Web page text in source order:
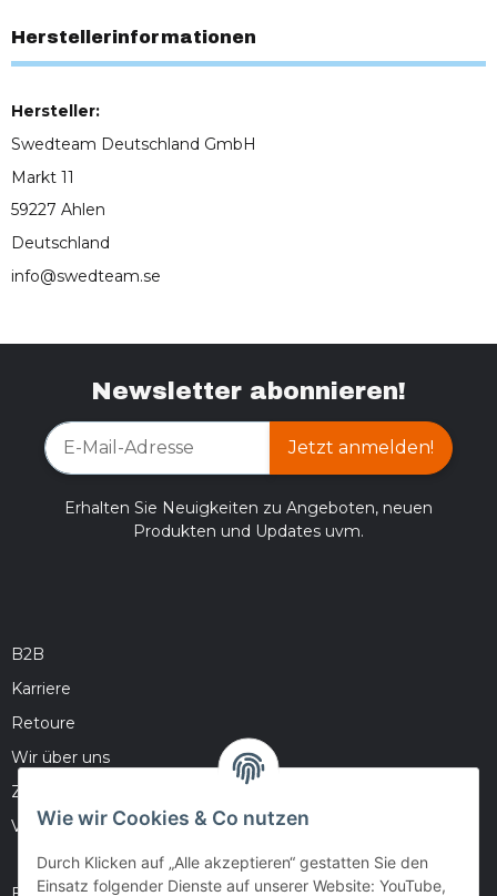
Herstellerinformationen
Hersteller:
Swedteam Deutschland GmbH
Markt 11
59227 Ahlen
Deutschland
info@swedteam.se
Newsletter abonnieren!
Jetzt anmelden!
Erhalten Sie Neuigkeiten zu Angeboten, neuen
Produkten und Updates uvm.
B2B
Karriere
Retoure
Wir über uns
Zahlungsmöglichkeiten
Versandinformationen
Wie wir Cookies & Co nutzen
Durch Klicken auf „Alle akzeptieren“ gestatten Sie den
Einsatz folgender Dienste auf unserer Website: YouTube,